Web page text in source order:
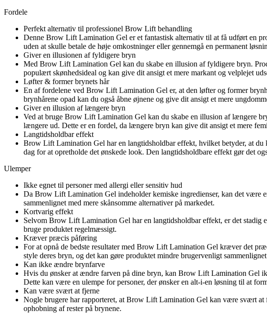
Fordele
Perfekt alternativ til professionel Brow Lift behandling
Denne Brow Lift Lamination Gel er et fantastisk alternativ til at få udført en
uden at skulle betale de høje omkostninger eller gennemgå en permanent
Giver en illusionen af fyldigere bryn
Med Brow Lift Lamination Gel kan du skabe en illusion af fyldigere bryn.
populært skønhedsideal og kan give dit ansigt et mere markant og velplejet
Løfter & former brynets hår
En af fordelene ved Brow Lift Lamination Gel er, at den løfter og former
brynhårene opad kan du også åbne øjnene og give dit ansigt et mere
Giver en illusion af længere bryn
Ved at bruge Brow Lift Lamination Gel kan du skabe en illusion af længere
længere ud. Dette er en fordel, da længere bryn kan give dit ansigt et mere
Langtidsholdbar effekt
Brow Lift Lamination Gel har en langtidsholdbar effekt, hvilket betyder, at du
dag for at opretholde det ønskede look. Den langtidsholdbare effekt gør det
Ulemper
Ikke egnet til personer med allergi eller sensitiv hud
Da Brow Lift Lamination Gel indeholder kemiske ingredienser, kan det være
sammenlignet med mere skånsomme alternativer på markedet.
Kortvarig effekt
Selvom Brow Lift Lamination Gel har en langtidsholdbar effekt, er det stadig
bruge produktet regelmæssigt.
Kræver præcis påføring
For at opnå de bedste resultater med Brow Lift Lamination Gel kræver det
style deres bryn, og det kan gøre produktet mindre brugervenligt
Kan ikke ændre brynfarve
Hvis du ønsker at ændre farven på dine bryn, kan Brow Lift Lamination Gel
Dette kan være en ulempe for personer, der ønsker en alt-i-en løsning til at
Kan være svært at fjerne
Nogle brugere har rapporteret, at Brow Lift Lamination Gel kan være svært
ophobning af rester på brynene.